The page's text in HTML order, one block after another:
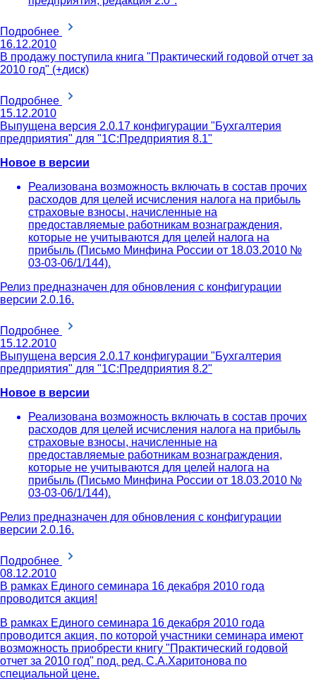
Подробнее
16.12.2010
В продажу поступила книга "Практический годовой отчет за
2010 год" (+диск)
Подробнее
15.12.2010
Выпущена версия 2.0.17 конфигурации "Бухгалтерия
предприятия" для "1С:Предприятия 8.1"
Новое в версии
Реализована возможность включать в состав прочих
расходов для целей исчисления налога на прибыль
страховые взносы, начисленные на
предоставляемые работникам вознаграждения,
которые не учитываются для целей налога на
прибыль (Письмо Минфина России от 18.03.2010 №
03-03-06/1/144).
Релиз предназначен для обновления с конфигурации
версии 2.0.16.
Подробнее
15.12.2010
Выпущена версия 2.0.17 конфигурации "Бухгалтерия
предприятия" для "1С:Предприятия 8.2"
Новое в версии
Реализована возможность включать в состав прочих
расходов для целей исчисления налога на прибыль
страховые взносы, начисленные на
предоставляемые работникам вознаграждения,
которые не учитываются для целей налога на
прибыль (Письмо Минфина России от 18.03.2010 №
03-03-06/1/144).
Релиз предназначен для обновления с конфигурации
версии 2.0.16.
Подробнее
08.12.2010
В рамках Единого семинара 16 декабря 2010 года
проводится акция!
В рамках Единого семинара 16 декабря 2010 года
проводится акция, по которой участники семинара имеют
возможность приобрести книгу "Практический годовой
отчет за 2010 год" под. ред. С.А.Харитонова по
специальной цене.